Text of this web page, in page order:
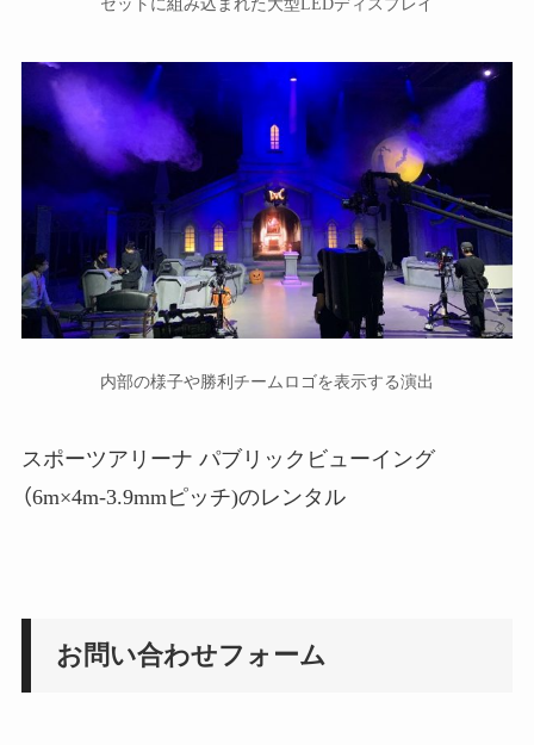
セットに組み込まれた大型LEDディスプレイ
内部の様子や勝利チームロゴを表示する演出
スポーツアリーナ パブリックビューイング
（6m×4m-3.9mmピッチ)のレンタル
お問い合わせフォーム